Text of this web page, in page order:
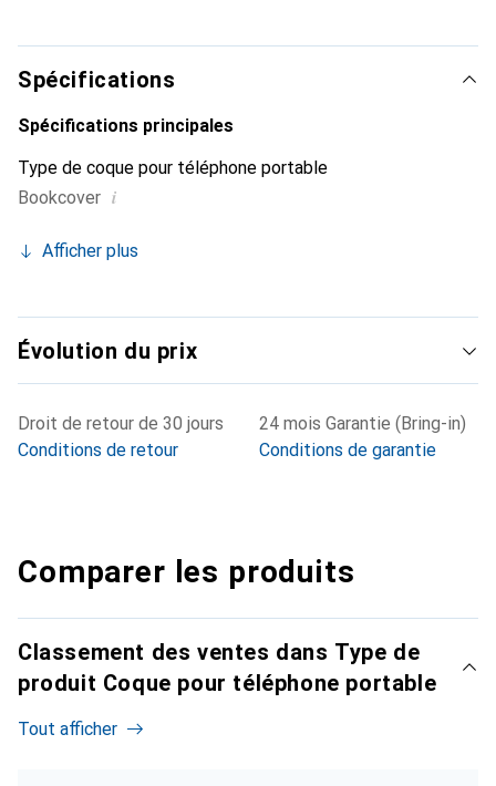
marque Noreve est un choix sûr pour une clientèle
exigeante.
Spécifications
Spécifications principales
Type de coque pour téléphone portable
Bookcover i
Afficher plus
Évolution du prix
Droit de retour de 30 jours
Conditions de retour
24 mois Garantie (Bring-in)
Conditions de garantie
Comparer les produits
Classement des ventes dans Type de
produit Coque pour téléphone portable
Tout afficher